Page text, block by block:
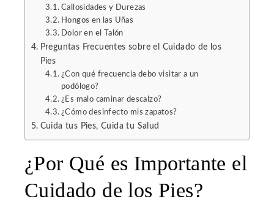
Callosidades y Durezas
Hongos en las Uñas
Dolor en el Talón
Preguntas Frecuentes sobre el Cuidado de los
Pies
¿Con qué frecuencia debo visitar a un
podólogo?
¿Es malo caminar descalzo?
¿Cómo desinfecto mis zapatos?
Cuida tus Pies, Cuida tu Salud
¿Por Qué es Importante el
Cuidado de los Pies?